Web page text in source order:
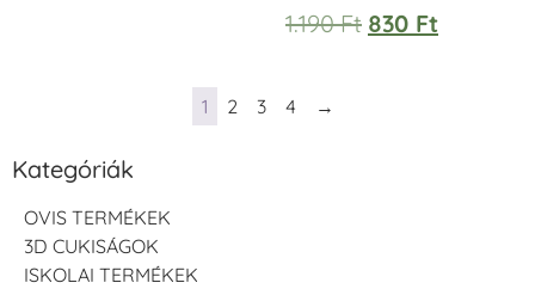
1.190Ft 830 Ft
1 2 3 4 →
Kategóriák
OVIS TERMÉKEK
3D CUKISÁGOK
ISKOLAI TERMÉKEK